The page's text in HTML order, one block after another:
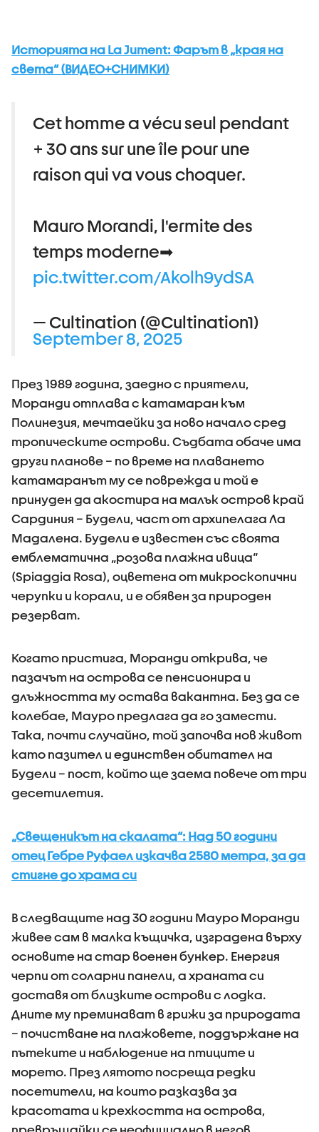
Историята на La Jument: Фарът в „края на
света“ (ВИДЕО+СНИМКИ)
Cet homme a vécu seul pendant
+ 30 ans sur une île pour une
raison qui va vous choquer.
Mauro Morandi, l'ermite des
temps moderne➡
pic.twitter.com/Akolh9ydSA
— Cultination (@Cultination1)
September 8, 2025
През 1989 година, заедно с приятели,
Моранди отплава с катамаран към
Полинезия, мечтаейки за ново начало сред
тропическите острови. Съдбата обаче има
други планове – по време на плаването
катамаранът му се поврежда и той е
принуден да акостира на малък остров край
Сардиния – Будели, част от архипелага Ла
Мадалена. Будели е известен със своята
емблематична „розова плажна ивица“
(Spiaggia Rosa), оцветена от микроскопични
черупки и корали, и е обявен за природен
резерват.
Когато пристига, Моранди открива, че
пазачът на острова се пенсионира и
длъжността му остава вакантна. Без да се
колебае, Мауро предлага да го замести.
Така, почти случайно, той започва нов живот
като пазител и единствен обитател на
Будели – пост, който ще заема повече от три
десетилетия.
„Свещеникът на скалата“: Над 50 години
отец Гебре Руфаел изкачва 2580 метра, за да
стигне до храма си
В следващите над 30 години Мауро Моранди
живее сам в малка къщичка, изградена върху
основите на стар военен бункер. Енергия
черпи от соларни панели, а храната си
доставя от близките острови с лодка.
Дните му преминават в грижи за природата
– почистване на плажовете, поддържане на
пътеките и наблюдение на птиците и
морето. През лятото посреща редки
посетители, на които разказва за
красотата и крехкостта на острова,